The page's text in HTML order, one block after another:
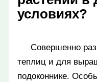
условиях?
Совершенно
теплиц и для
подоконнике.